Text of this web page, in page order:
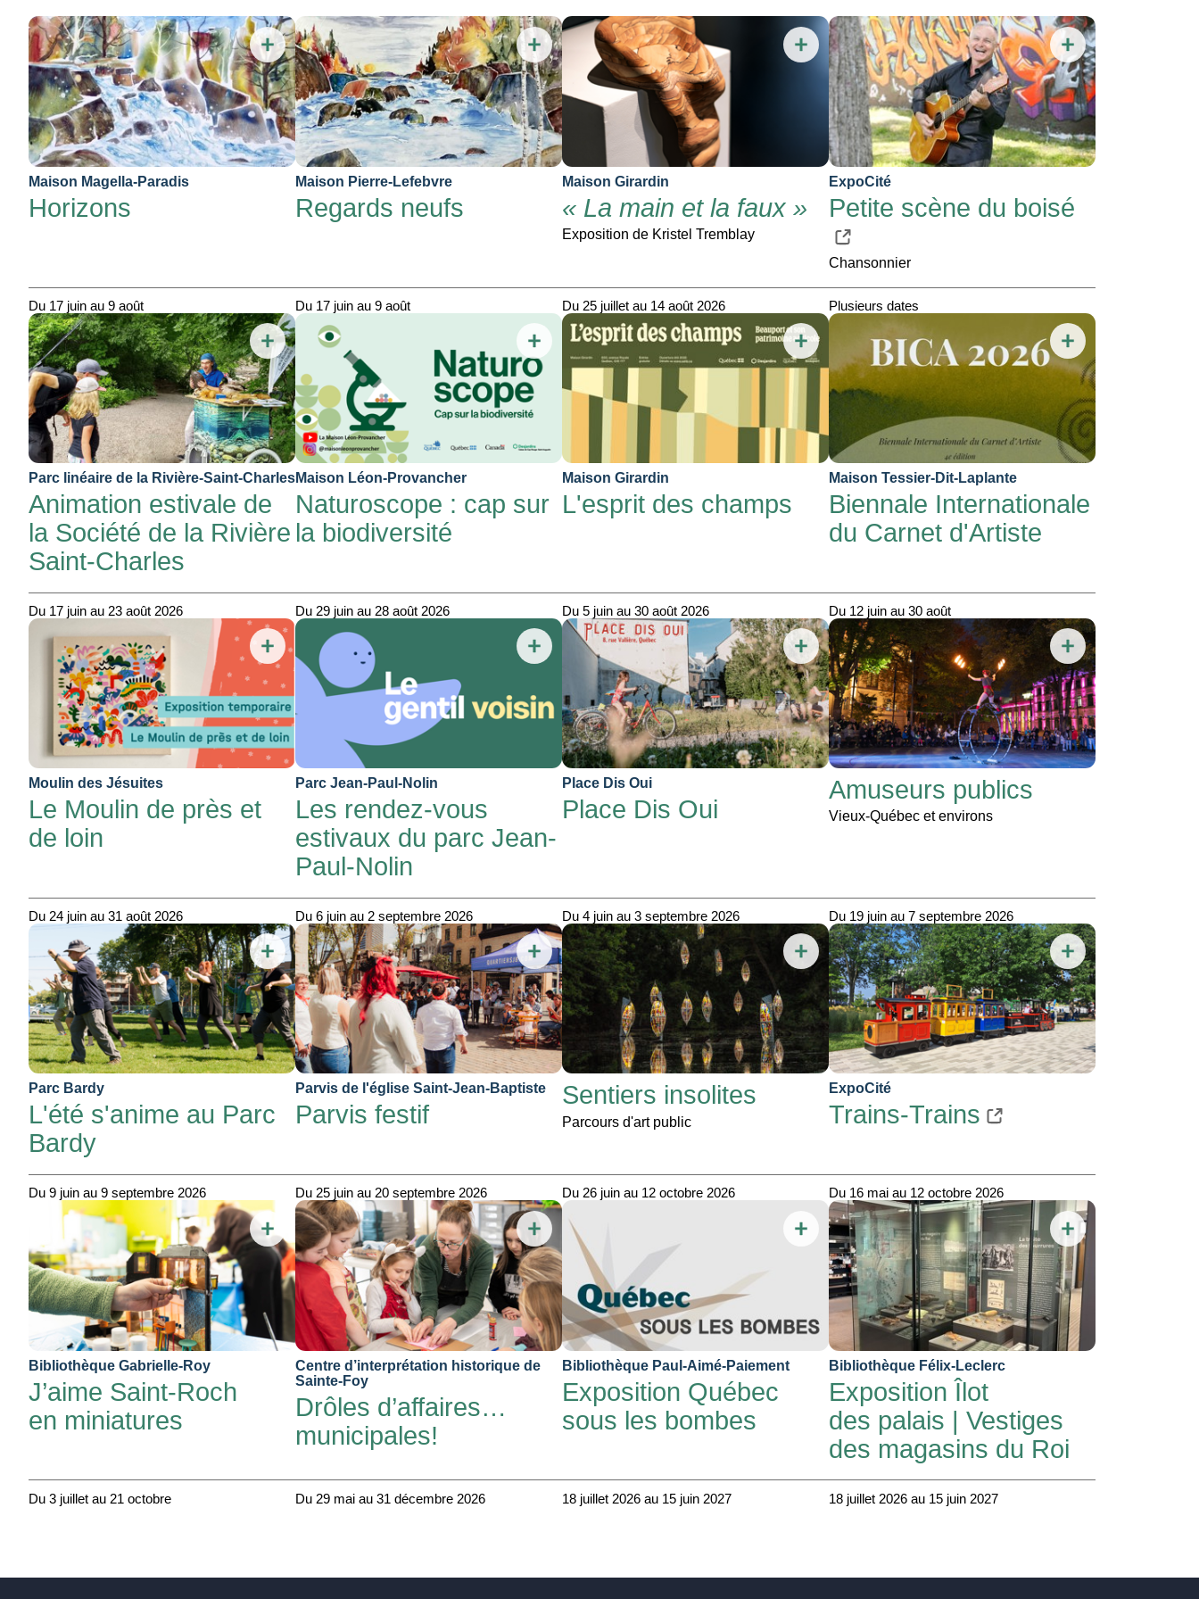
Liste des expositions
Maison Magella-Paradis
Horizons
Du 17 juin au 9 août
Maison Pierre-Lefebvre
Regards neufs
Du 17 juin au 9 août
Maison Girardin
« La main et la faux »
Exposition de Kristel Tremblay
Du 25 juillet au 14 août 2026
ExpoCité
Petite scène du boisé
Chansonnier
Plusieurs dates
Parc linéaire de la Rivière-Saint-Charles
Animation estivale de
la Société de la Rivière
Saint-Charles
Du 17 juin au 23 août 2026
Maison Léon-Provancher
Naturoscope : cap sur
la biodiversité
Du 29 juin au 28 août 2026
Maison Girardin
L'esprit des champs
Du 5 juin au 30 août 2026
Maison Tessier-Dit-Laplante
Biennale Internationale
du Carnet d'Artiste
Du 12 juin au 30 août
Moulin des Jésuites
Le Moulin de près et
de loin
Du 24 juin au 31 août 2026
Parc Jean-Paul-Nolin
Les rendez-vous
estivaux du parc Jean-
Paul-Nolin
Du 6 juin au 2 septembre 2026
Place Dis Oui
Place Dis Oui
Du 4 juin au 3 septembre 2026
Amuseurs publics
Vieux-Québec et environs
Du 19 juin au 7 septembre 2026
Parc Bardy
L'été s'anime au Parc
Bardy
Du 9 juin au 9 septembre 2026
Parvis de l'église Saint-Jean-Baptiste
Parvis festif
Du 25 juin au 20 septembre 2026
Sentiers insolites
Parcours d'art public
Du 26 juin au 12 octobre 2026
ExpoCité
Trains-Trains
Du 16 mai au 12 octobre 2026
Bibliothèque Gabrielle-Roy
J’aime Saint-Roch
en miniatures
Du 3 juillet au 21 octobre
Centre d’interprétation historique de
Sainte-Foy
Drôles d’affaires…
municipales!
Du 29 mai au 31 décembre 2026
Bibliothèque Paul-Aimé-Paiement
Exposition Québec
sous les bombes
18 juillet 2026 au 15 juin 2027
Bibliothèque Félix-Leclerc
Exposition Îlot
des palais | Vestiges
des magasins du Roi
18 juillet 2026 au 15 juin 2027